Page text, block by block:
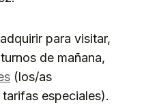
para visitar,
de mañana,
(los/as
especiales).